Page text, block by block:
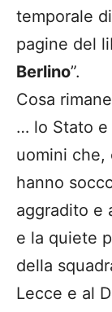
temporale
pagine del
Berlino”.
Cosa
… lo Stato e
uomini che,
hanno
aggradito e
e la quiete
della
Lecce e al